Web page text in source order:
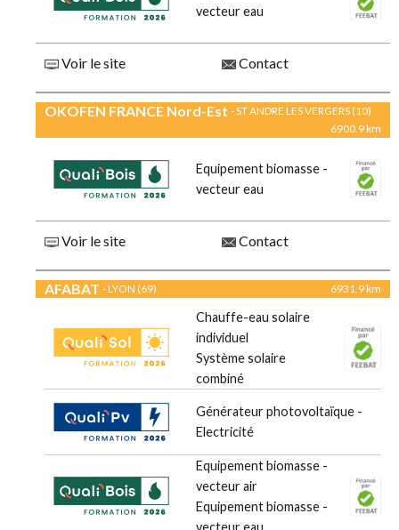
vecteur eau
Voir le site Contact
OKOFEN FRANCE Nord-Est - ST ANDRE LES VERGERS (10)
6900.9 km
Equipement biomasse -
vecteur eau
Voir le site Contact
AFABAT - LYON (69) 6931.9 km
Chauffe-eau solaire
individuel
Système solaire
combiné
Générateur photovoltaïque -
Electricité
Equipement biomasse -
vecteur air
Equipement biomasse -